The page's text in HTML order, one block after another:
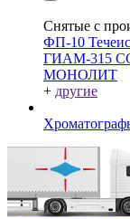
Снятые с
ФП-10
ГИАМ-315
МОНОЛИТ
+ другие